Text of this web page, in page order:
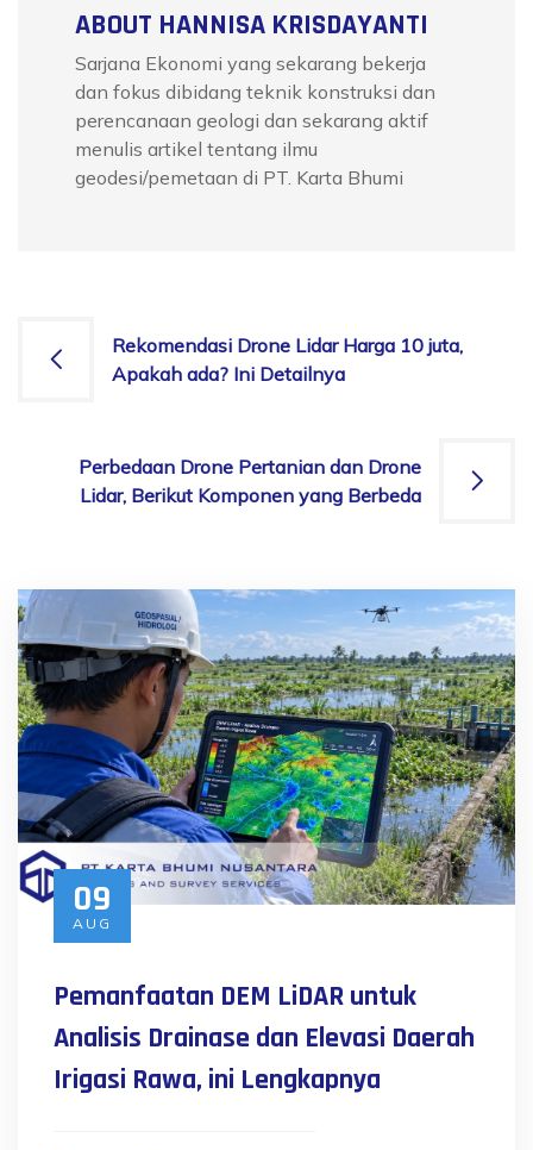
ABOUT HANNISA KRISDAYANTI
Sarjana Ekonomi yang sekarang bekerja
dan fokus dibidang teknik konstruksi dan
perencanaan geologi dan sekarang aktif
menulis artikel tentang ilmu
geodesi/pemetaan di PT. Karta Bhumi
Rekomendasi Drone Lidar Harga 10 juta,
Apakah ada? Ini Detailnya
Perbedaan Drone Pertanian dan Drone
Lidar, Berikut Komponen yang Berbeda
09
AUG
Pemanfaatan DEM LiDAR untuk
Analisis Drainase dan Elevasi Daerah
Irigasi Rawa, ini Lengkapnya